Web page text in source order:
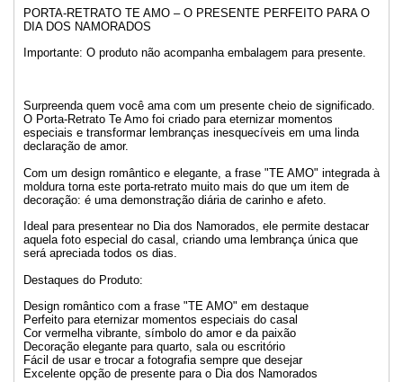
PORTA-RETRATO TE AMO – O PRESENTE PERFEITO PARA O
DIA DOS NAMORADOS
Importante: O produto não acompanha embalagem para presente.
Surpreenda quem você ama com um presente cheio de significado.
O Porta-Retrato Te Amo foi criado para eternizar momentos
especiais e transformar lembranças inesquecíveis em uma linda
declaração de amor.
Com um design romântico e elegante, a frase "TE AMO" integrada à
moldura torna este porta-retrato muito mais do que um item de
decoração: é uma demonstração diária de carinho e afeto.
Ideal para presentear no Dia dos Namorados, ele permite destacar
aquela foto especial do casal, criando uma lembrança única que
será apreciada todos os dias.
Destaques do Produto:
Design romântico com a frase "TE AMO" em destaque
Perfeito para eternizar momentos especiais do casal
Cor vermelha vibrante, símbolo do amor e da paixão
Decoração elegante para quarto, sala ou escritório
Fácil de usar e trocar a fotografia sempre que desejar
Excelente opção de presente para o Dia dos Namorados